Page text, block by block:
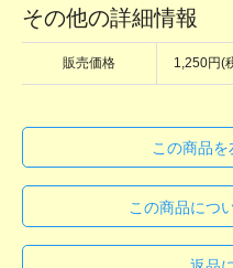
その他の詳細情報
販売価格 1,250円(
この商品を
この商品につ